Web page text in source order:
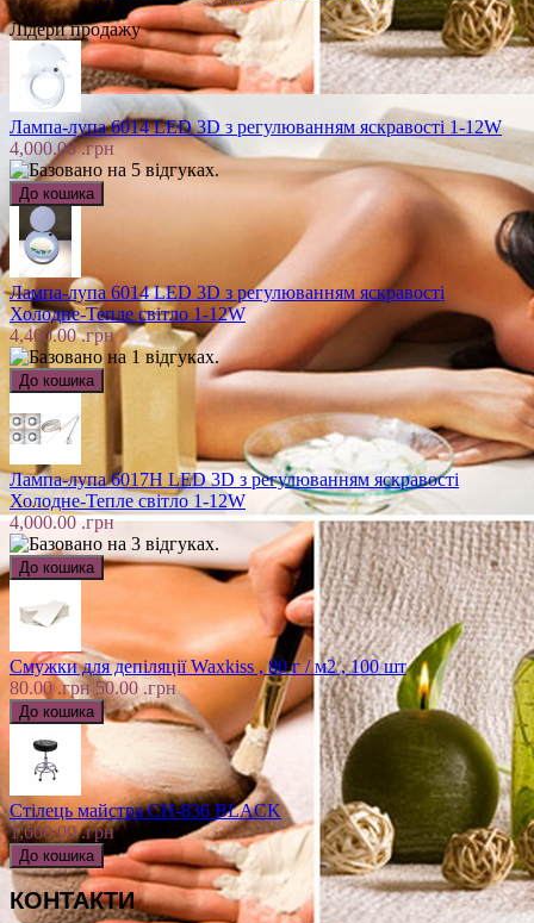
Лідери продажу
Лампа-лупа 6014 LED 3D з регулюванням яскравості 1-12W
4,000.00 .грн
Лампа-лупа 6014 LED 3D з регулюванням яскравості
Холодне-Тепле світло 1-12W
4,400.00 .грн
Лампа-лупа 6017H LED 3D з регулюванням яскравості
Холодне-Тепле світло 1-12W
4,000.00 .грн
Смужки для депіляції Waxkiss , 80 г / м2 , 100 шт
80.00 .грн 50.00 .грн
Стілець майстра CH-836 BLACK
1,600.00 .грн
КОНТАКТИ